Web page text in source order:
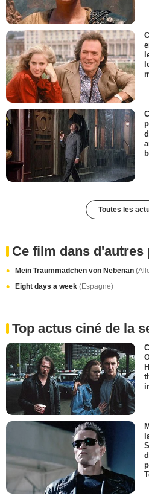
Toutes les
Ce film dans d'autres
Mein Traummädchen von Nebenan
Eight days a week (Espagne)
Top actus ciné de la